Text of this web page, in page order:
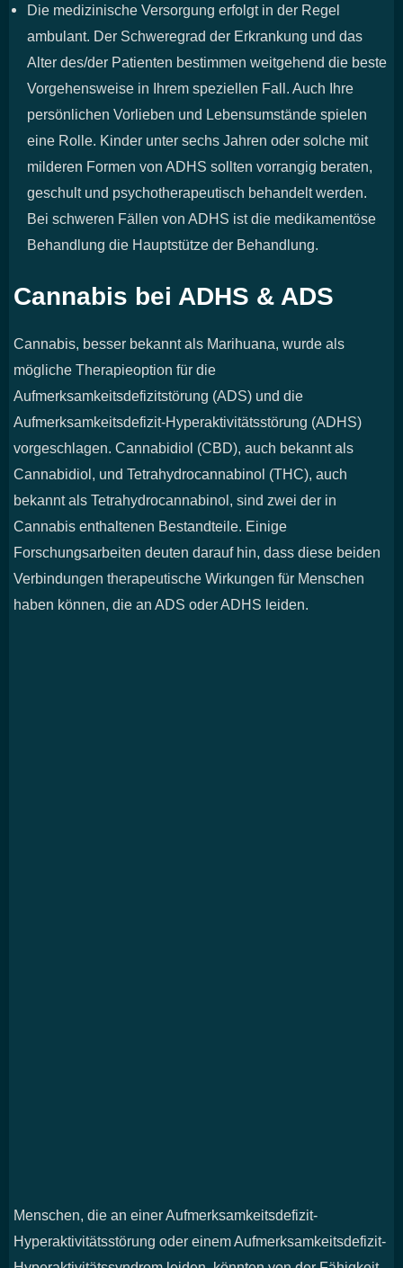
Die medizinische Versorgung erfolgt in der Regel
ambulant. Der Schweregrad der Erkrankung und das
Alter des/der Patienten bestimmen weitgehend die beste
Vorgehensweise in Ihrem speziellen Fall. Auch Ihre
persönlichen Vorlieben und Lebensumstände spielen
eine Rolle. Kinder unter sechs Jahren oder solche mit
milderen Formen von ADHS sollten vorrangig beraten,
geschult und psychotherapeutisch behandelt werden.
Bei schweren Fällen von ADHS ist die medikamentöse
Behandlung die Hauptstütze der Behandlung.
Cannabis bei ADHS & ADS
Cannabis, besser bekannt als Marihuana, wurde als
mögliche Therapieoption für die
Aufmerksamkeitsdefizitstörung (ADS) und die
Aufmerksamkeitsdefizit-Hyperaktivitätsstörung (ADHS)
vorgeschlagen. Cannabidiol (CBD), auch bekannt als
Cannabidiol, und Tetrahydrocannabinol (THC), auch
bekannt als Tetrahydrocannabinol, sind zwei der in
Cannabis enthaltenen Bestandteile. Einige
Forschungsarbeiten deuten darauf hin, dass diese beiden
Verbindungen therapeutische Wirkungen für Menschen
haben können, die an ADS oder ADHS leiden.
Menschen, die an einer Aufmerksamkeitsdefizit-
Hyperaktivitätsstörung oder einem Aufmerksamkeitsdefizit-